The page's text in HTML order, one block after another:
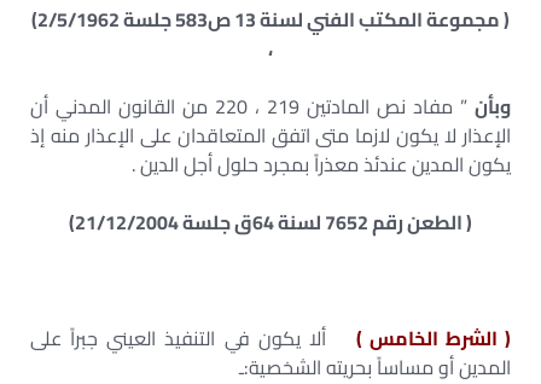
( مجموعة المكتب الفني لسنة 13 ص583 جلسة 2/5/1962)
،
وبأن
” مفاد نص المادتين 219 ، 220 من القانون المدني أن
الإعذار لا يكون لازما متى اتفق المتعاقدان على الإعذار منه إذ
يكون المدين عندئذ معذراً بمجرد حلول أجل الدين .
( الطعن رقم 7652 لسنة 64ق جلسة 21/12/2004)
( الشرط الخامس )
ألا يكون في التنفيذ العيني جبراً على
المدين أو مساساً بحريته الشخصية:ـ